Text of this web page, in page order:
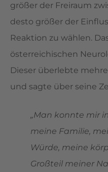
größer der Freiraum
desto größer der
Reaktion zu wählen.
österreichischen
Dieser überlebte
und sagte über seine
„Man konnte mir
meine Familie,
Würde, meine
Großteil meiner